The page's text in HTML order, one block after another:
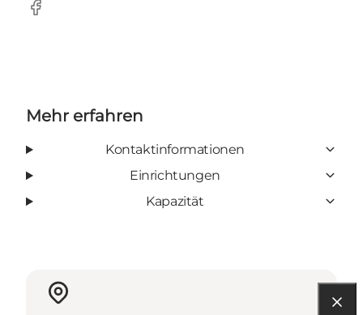
Facebook
Mehr erfahren
Kontaktinformationen
Einrichtungen
Kapazität